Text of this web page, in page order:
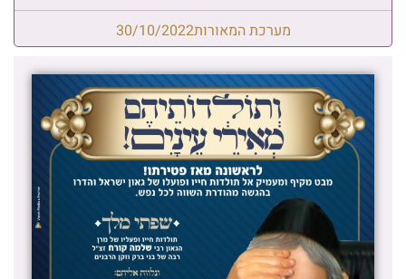
מערכת המאורות30/10/2022